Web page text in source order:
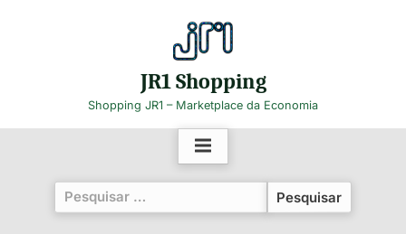
JR1 Shopping
Shopping JR1 – Marketplace da Economia
Pesquisar
por: